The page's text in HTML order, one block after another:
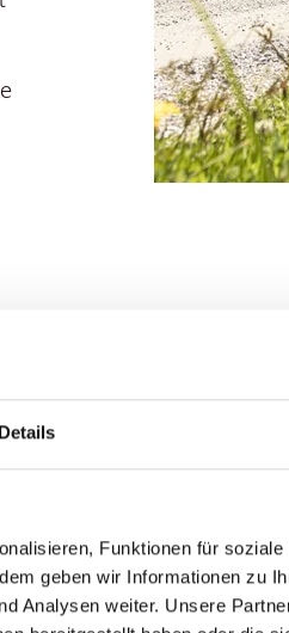
Details
Funktionen für
geben wir Informationen zu
Analysen weiter. Unsere